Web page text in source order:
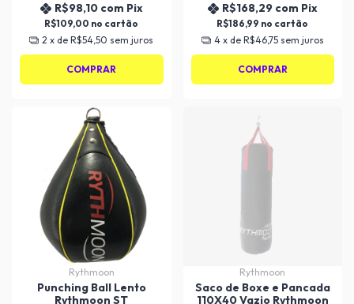
R$109,00
R$98,10 com Pix
2 x deR$54,50 sem juros
COMPRAR
R$186,99
R$168,29 com Pix
4 x de R$46,75 sem juros
COMPRAR
Rythmoon
Punching Ball Lento
Rythmoon ST
Rythmoon
Saco de Boxe e Pancada
110X40 Vazio Rythmoon